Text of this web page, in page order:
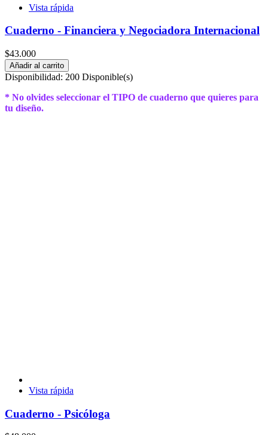
Vista rápida
Cuaderno - Financiera y Negociadora Internacional
$43.000
Añadir al carrito
Disponibilidad: 200 Disponible(s)
* No olvides seleccionar el TIPO de cuaderno que quieres para
tu diseño.
Vista rápida
Cuaderno - Psicóloga